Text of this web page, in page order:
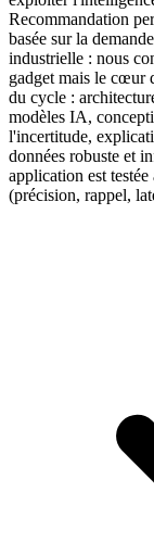
Recommandation
basée sur la
industrielle : nous
gadget mais le cœur
du cycle :
modèles IA,
l'incertitude,
données robuste et
application est
(précision, rappel,